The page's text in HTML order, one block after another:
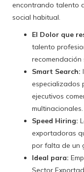
encontrando talento
social habitual.
El Dolor que
talento
recomendación
Smart Search:
especializados
ejecutivos
multinacionales.
Speed Hiring:
exportadoras
por falta de un
Ideal para:
Sector